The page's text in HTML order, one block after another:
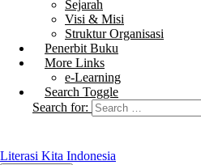
Sejarah
Visi & Misi
Struktur Organisasi
Penerbit Buku
More Links
e-Learning
Search Toggle
Search for:
Literasi Kita Indonesia